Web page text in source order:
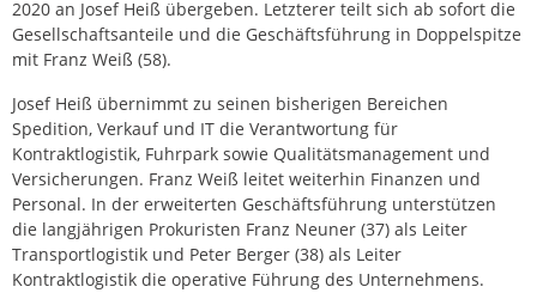
2020 an Josef Heiß übergeben. Letzterer teilt sich ab sofort die
Gesellschaftsanteile und die Geschäftsführung in Doppelspitze
mit Franz Weiß (58).
Josef Heiß übernimmt zu seinen bisherigen Bereichen
Spedition, Verkauf und IT die Verantwortung für
Kontraktlogistik, Fuhrpark sowie Qualitätsmanagement und
Versicherungen. Franz Weiß leitet weiterhin Finanzen und
Personal. In der erweiterten Geschäftsführung unterstützen
die langjährigen Prokuristen Franz Neuner (37) als Leiter
Transportlogistik und Peter Berger (38) als Leiter
Kontraktlogistik die operative Führung des Unternehmens.